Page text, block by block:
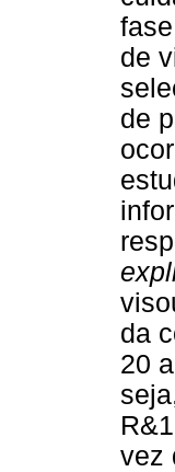
de
de
da
20
vez